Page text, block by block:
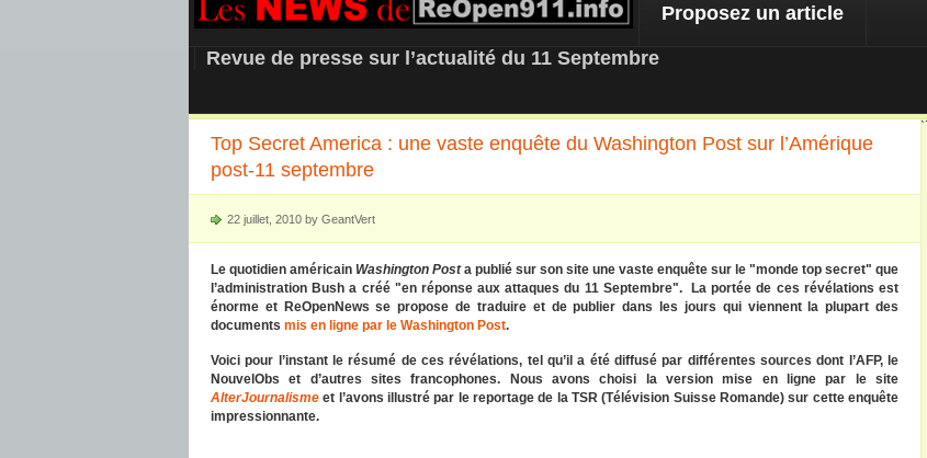
REOPEN911 – NEWS
Proposez un article
Revue de presse sur l’actualité du 11 Septembre
Top Secret America : une vaste enquête du Washington Post sur l’Amérique
post-11 septembre
22 juillet, 2010 by GeantVert
Le quotidien américain Washington Posta publié sur son site une vaste enquête sur le "monde top secret" que
l’administration Bush a créé "en réponse aux attaques du 11 Septembre". La portée de ces révélations est
énorme et ReOpenNews se propose de traduire et de publier dans les jours qui viennent la plupart des
documents mis en ligne par le Washington Post.
Voici pour l’instant le résumé de ces révélations, tel qu’il a été diffusé par différentes sources dont l’AFP, le
NouvelObs et d’autres sites francophones. Nous avons choisi la version mise en ligne par le site
AlterJournalisme et l’avons illustré par le reportage de la TSR (Télévision Suisse Romande) sur cette enquête
impressionnante.
``